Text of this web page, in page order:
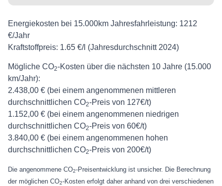
Energiekosten bei 15.000km Jahresfahrleistung: 1212
€/Jahr
Kraftstoffpreis: 1.65 €/l (Jahresdurchschnitt 2024)
Mögliche CO2-Kosten über die nächsten 10 Jahre (15.000
km/Jahr):
2.438,00 € (bei einem angenommenen mittleren
durchschnittlichen CO2-Preis von 127€/t)
1.152,00 € (bei einem angenommenen niedrigen
durchschnittlichen CO2-Preis von 60€/t)
3.840,00 € (bei einem angenommenen hohen
durchschnittlichen CO2-Preis von 200€/t)
Die angenommene CO2-Preisentwicklung ist unsicher. Die Berechnung
der möglichen CO2-Kosten erfolgt daher anhand von drei verschiedenen